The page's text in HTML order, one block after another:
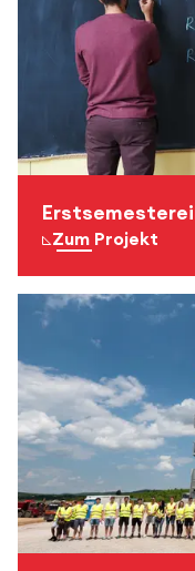
Zum Projekt